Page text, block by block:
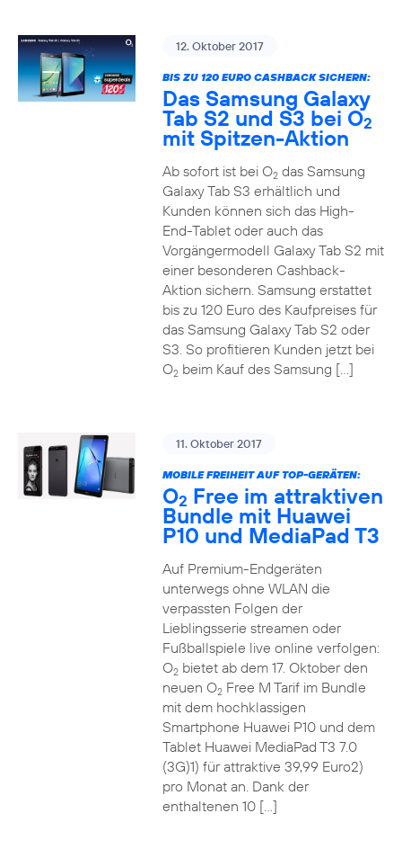
12. Oktober 2017
BIS ZU 120 EURO CASHBACK SICHERN:
Das Samsung Galaxy
Tab S2 und S3 bei O2
mit Spitzen-Aktion
Ab sofort ist bei O2das Samsung
Galaxy Tab S3 erhältlich und
Kunden können sich das High-
End-Tablet oder auch das
Vorgängermodell Galaxy Tab S2 mit
einer besonderen Cashback-
Aktion sichern. Samsung erstattet
bis zu 120 Euro des Kaufpreises für
das Samsung Galaxy Tab S2 oder
S3. So profitieren Kunden jetzt bei
O2beim Kauf des Samsung […]
11. Oktober 2017
MOBILE FREIHEIT AUF TOP-GERÄTEN:
O2 Free im attraktiven
Bundle mit Huawei
P10 und MediaPad T3
Auf Premium-Endgeräten
unterwegs ohne WLAN die
verpassten Folgen der
Lieblingsserie streamen oder
Fußballspiele live online verfolgen:
O2bietet ab dem 17. Oktober den
neuen O2Free M Tarif im Bundle
mit dem hochklassigen
Smartphone Huawei P10 und dem
Tablet Huawei MediaPad T3 7.0
(3G)1) für attraktive 39,99 Euro2)
pro Monat an. Dank der
enthaltenen 10 […]